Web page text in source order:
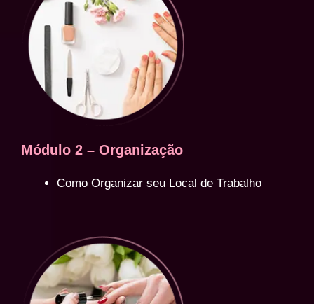
Módulo 2 – Organização
Como Organizar seu Local de Trabalho